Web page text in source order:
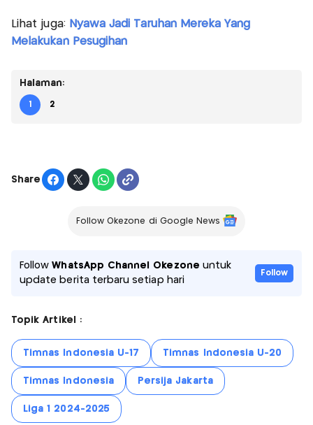
Lihat juga: Nyawa Jadi Taruhan Mereka Yang
Melakukan Pesugihan
Halaman:
1 2
Share
Follow Okezone di Google News
FollowWhatsApp Channel Okezone untuk
update berita terbaru setiap hari
Follow
Topik Artikel :
Timnas Indonesia U-17 Timnas Indonesia U-20
Timnas Indonesia Persija Jakarta
Liga 1 2024-2025